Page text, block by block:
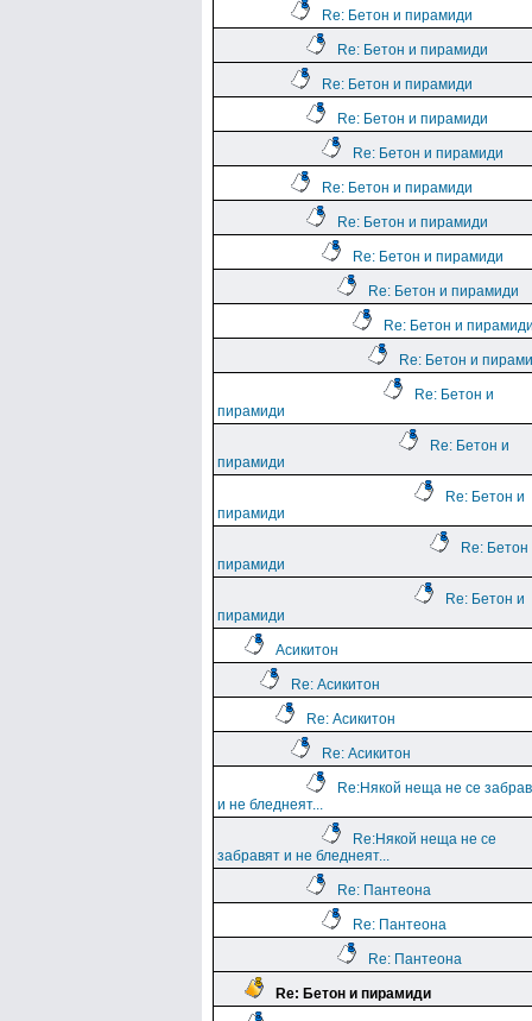
Re: Бетон и пирамиди
Re: Бетон и пирамиди
Re: Бетон и пирамиди
Re: Бетон и пирамиди
Re: Бетон и пирамиди
Re: Бетон и пирамиди
Re: Бетон и пирамиди
Re: Бетон и пирамиди
Re: Бетон и пирамиди
Re: Бетон и
Re: Бетон и
Re: Бетон и
пирамиди
Re: Бетон и
пирамиди
Re: Бетон и
пирамиди
Re: Бетон
пирамиди
Re: Бетон и
пирамиди
Асикитон
Re: Асикитон
Re: Асикитон
Re: Асикитон
Re:Някой неща не се
и не бледнеят...
Re:Някой неща не се
забравят и не бледнеят...
Re: Пантеона
Re: Пантеона
Re: Пантеона
Re: Бетон и пирамиди